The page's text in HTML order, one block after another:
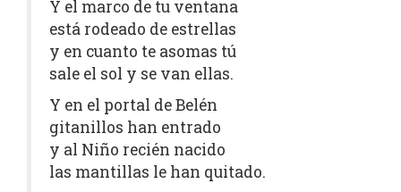
Y el marco de tu ventana
está rodeado de estrellas
y en cuanto te asomas tú
sale el sol y se van ellas.
Y en el portal de Belén
gitanillos han entrado
y al Niño recién nacido
las mantillas le han quitado.